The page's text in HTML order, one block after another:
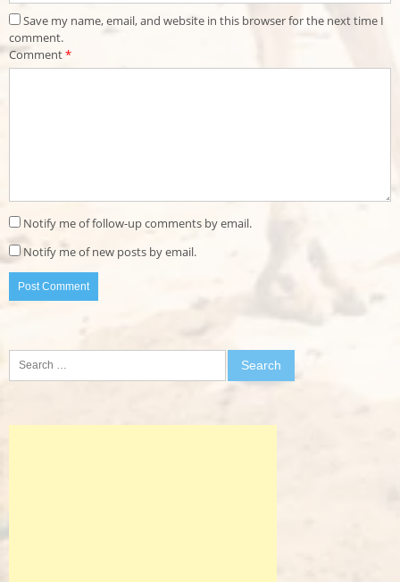
Save my name, email, and website in this browser for the next time I
comment.
Comment*
Notify me of follow-up comments by email.
Notify me of new posts by email.
for: